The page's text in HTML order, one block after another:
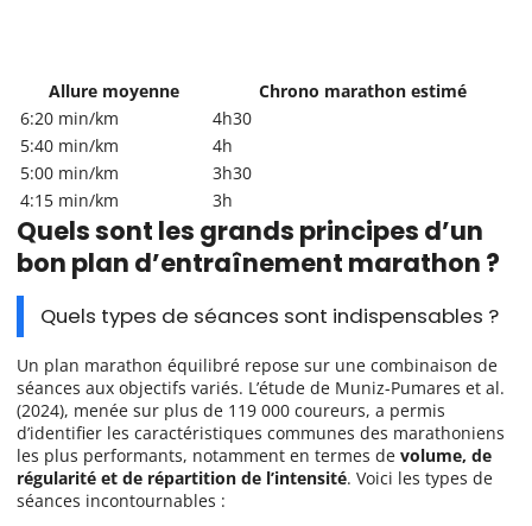
Allure moyenne
Chrono marathon estimé
6:20 min/km
4h30
5:40 min/km
4h
5:00 min/km
3h30
4:15 min/km
3h
Quels sont les grands principes d’un
bon plan d’entraînement marathon ?
Quels types de séances sont indispensables ?
Un plan marathon équilibré repose sur une combinaison de
séances aux objectifs variés. L’étude de Muniz-Pumares et al.
(2024), menée sur plus de 119 000 coureurs, a permis
d’identifier les caractéristiques communes des marathoniens
les plus performants, notamment en termes de volume, de
régularité et de répartition de l’intensité. Voici les types de
séances incontournables :